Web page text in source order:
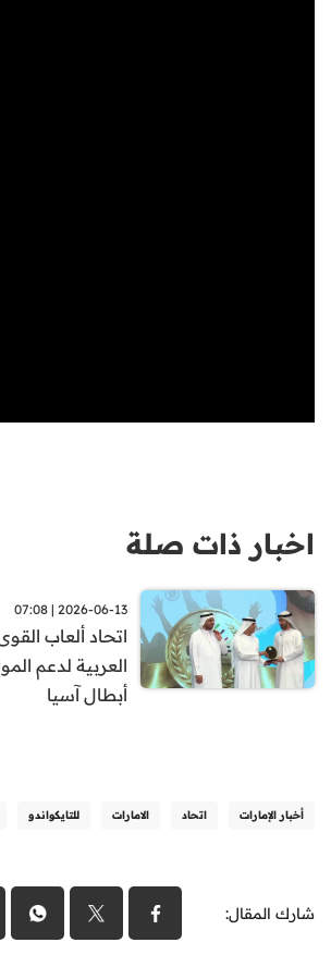
اخبار ذات صلة
2026-06-13 | 07:08
اتحاد ألعاب
العربية لدعم
أبطال آسيا
أخبار الإمارات اتحاد الامارات للتايكواندو
شارك المقال: